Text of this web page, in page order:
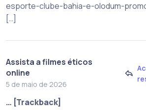
esporte-clube-bahia-e-olodum-
[…]
Assista a filmes éticos
online
5 de maio de 2026
… [Trackback]